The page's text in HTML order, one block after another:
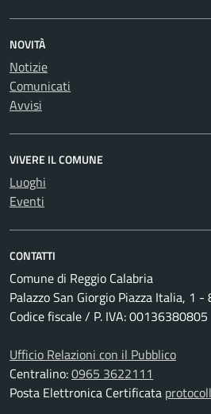
NOVITÀ
Notizie
Comunicati
Avvisi
VIVERE IL COMUNE
Luoghi
Eventi
CONTATTI
Comune di Reggio Calabria
Palazzo San Giorgio Piazza Italia, 1
Codice fiscale / P. IVA: 00136380805
Ufficio Relazioni con il Pubblico
Centralino:0965 3622111
Posta Elettronica Certificata